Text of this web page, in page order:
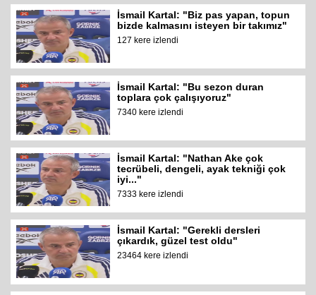
İsmail Kartal: "Biz pas yapan, topun
bizde kalmasını isteyen bir takımız"
127 kere izlendi
İsmail Kartal: "Bu sezon duran
toplara çok çalışıyoruz"
7340 kere izlendi
İsmail Kartal: "Nathan Ake çok
tecrübeli, dengeli, ayak tekniği çok
iyi..."
7333 kere izlendi
İsmail Kartal: "Gerekli dersleri
çıkardık, güzel test oldu"
23464 kere izlendi